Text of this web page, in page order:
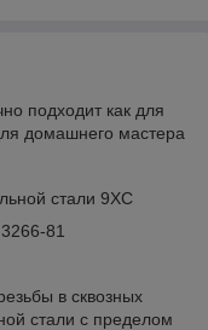
подходит как для
домашнего мастера
стали 9ХС
81
в сквозных
стали с пределом